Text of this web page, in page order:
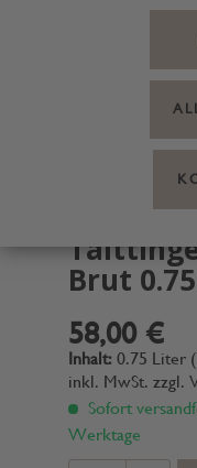
Brut
58,00 €
Inhalt: 0.75 Liter
inkl. MwSt. zzgl.
Sofort
Werktage